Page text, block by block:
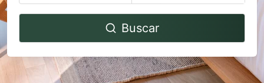
Navigate
to
interact
Navigate
to
interact
Buscar